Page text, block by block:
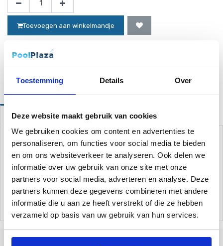
Toestemming Details Over
Deze website maakt gebruik van cookies
We gebruiken cookies om content en advertenties te
personaliseren, om functies voor social media te bieden
en om ons websiteverkeer te analyseren. Ook delen we
informatie over uw gebruik van onze site met onze
partners voor social media, adverteren en analyse. Deze
partners kunnen deze gegevens combineren met andere
informatie die u aan ze heeft verstrekt of die ze hebben
verzameld op basis van uw gebruik van hun services.
Toevoegen aan winkelmandje
Omschrijving
Verdeeldoos voor het waterdicht aansluiten van elektronica
rondom uw zwembad.
Wordt geleverd met 1 wartel.
Lengte bovenkant: 13 cm
Breedte: 13 cm
Inbouw diepte: 8,5 cm